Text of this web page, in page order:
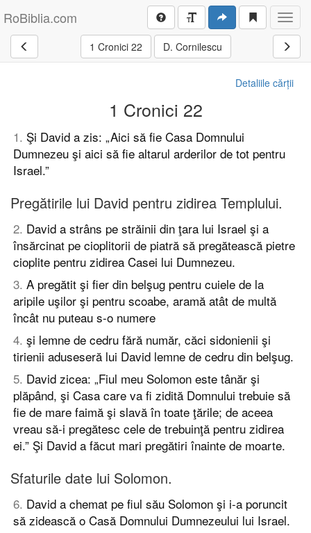
RoBiblia.com
1 Cronici 22 D. Cornilescu
Detaliile cărții
1 Cronici 22
1. Şi David a zis: „Aici să fie Casa Domnului
Dumnezeu şi aici să fie altarul arderilor de tot pentru
Israel.”
Pregătirile lui David pentru zidirea Templului.
2. David a strâns pe străinii din ţara lui Israel şi a
însărcinat pe cioplitorii de piatră să pregătească pietre
cioplite pentru zidirea Casei lui Dumnezeu.
3. A pregătit şi fier din belşug pentru cuiele de la
aripile uşilor şi pentru scoabe, aramă atât de multă
încât nu puteau s-o numere
4. şi lemne de cedru fără număr, căci sidonienii şi
tirienii aduseseră lui David lemne de cedru din belşug.
5. David zicea: „Fiul meu Solomon este tânăr şi
plăpând, şi Casa care va fi zidită Domnului trebuie să
fie de mare faimă şi slavă în toate ţările; de aceea
vreau să-i pregătesc cele de trebuinţă pentru zidirea
ei.” Şi David a făcut mari pregătiri înainte de moarte.
Sfaturile date lui Solomon.
6. David a chemat pe fiul său Solomon şi i-a poruncit
să zidească o Casă Domnului Dumnezeului lui Israel.